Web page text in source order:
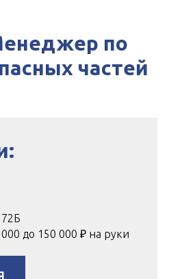
по
частей
до 150 000 ₽ на руки